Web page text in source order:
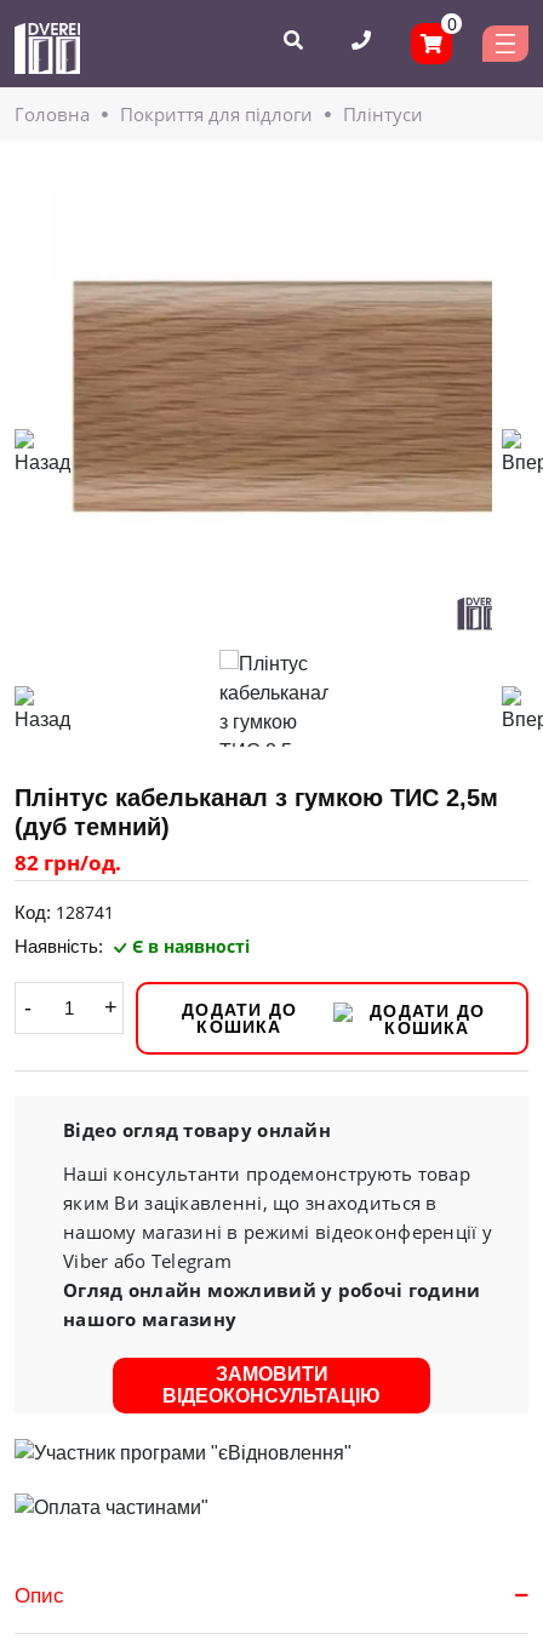
0
Головнa Покриття для підлоги Плінтуси
Плінтус кабельканал з гумкою ТИС 2,5м
(дуб темний)
82 грн/од.
Код: 128741
Наявність: Є в наявності
- +
ДОДАТИ ДО
КОШИКА
Відео огляд товару онлайн
Наші консультанти продемонструють товар
яким Ви зацікавленні, що знаходиться в
нашому магазині в режимі відеоконференції у
Viber або Telegram
Огляд онлайн можливий у робочі години
нашого магазину
ЗАМОВИТИ
ВІДЕОКОНСУЛЬТАЦІЮ
Опис